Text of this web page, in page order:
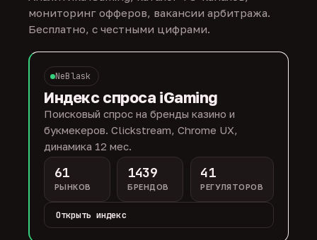
мониторинг офферов, вакансии арбитража.
Бесплатно, с честными цифрами.
NeBlask
Индекс спроса iGaming
Поисковый спрос на бренды казино и
букмекеров. Clickstream, Chrome UX,
динамика 12 мес.
61
РЫНКОВ
1439
БРЕНДОВ
41
РЕГУЛЯТОРОВ
Открыть индекс